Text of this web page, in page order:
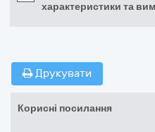
характеристики та
Друкувати
Корисні посилання